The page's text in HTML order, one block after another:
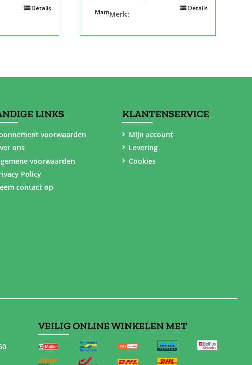
Details
Details
Merk:
Mam
LINKS
voorwaarden
ons
voorwaarden
Policy
contact op
KLANTENSERVICE
Mijn account
Levering
Cookies
VEILIG ONLINE WINKELEN MET